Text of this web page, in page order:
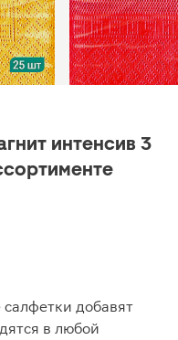
интенсив 3
добавят
в любой